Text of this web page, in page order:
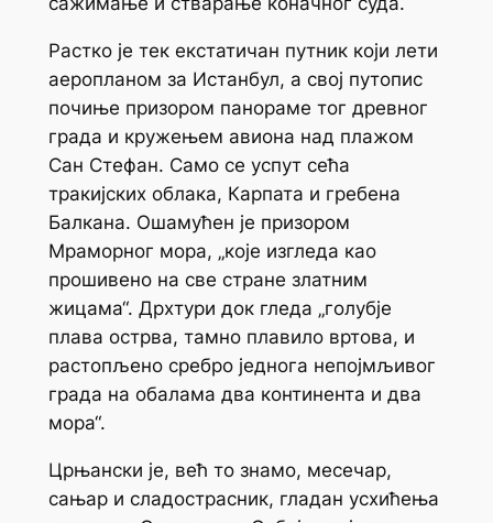
Растко је тек екстатичан путник који лети
аеропланом за Истанбул, а свој путопис
почиње призором панораме тог древног
града и кружењем авиона над плажом
Сан Стефан. Само се успут сећа
тракијских облака, Карпата и гребена
Балкана. Ошамућен је призором
Мраморног мора, „које изгледа као
прошивено на све стране златним
жицама“. Дрхтури док гледа „голубје
плава острва, тамно плавило вртова, и
растопљено сребро једнога непојмљивог
града на обалама два континента и два
мора“.
Црњански је, већ то знамо, месечар,
сањар и сладострасник, гладан усхићења